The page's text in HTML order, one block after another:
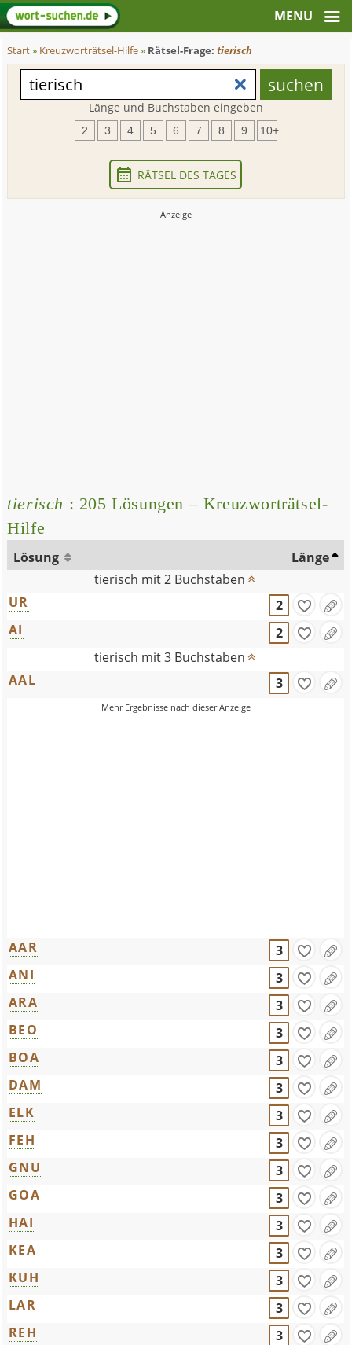
Start» Kreuzworträtsel-Hilfe» Rätsel-Frage:tierisch
Länge und Buchstaben eingeben
2 3 4 5 6 7 8 9 10+
RÄTSEL DES TAGES
tierisch : 205 Lösungen – Kreuzworträtsel-
Hilfe
Lösung
Länge
tierisch mit 2 Buchstaben
UR
2
AI
2
tierisch mit 3 Buchstaben
AAL
3
AAR
3
ANI
3
ARA
3
BEO
3
BOA
3
DAM
3
ELK
3
FEH
3
GNU
3
GOA
3
HAI
3
KEA
3
KUH
3
LAR
3
REH
3